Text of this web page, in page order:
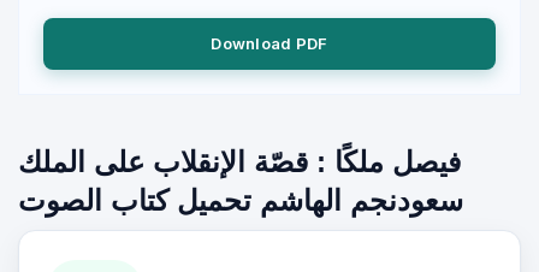
Download PDF
فيصل ملكًا : قصّة الإنقلاب على الملك
سعودنجم الهاشم تحميل كتاب الصوت